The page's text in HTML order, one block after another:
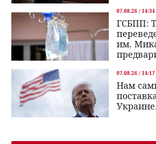
07.08.26 / 14:34
ГСБПП:
им.
07.08.26 / 14:17
Нам